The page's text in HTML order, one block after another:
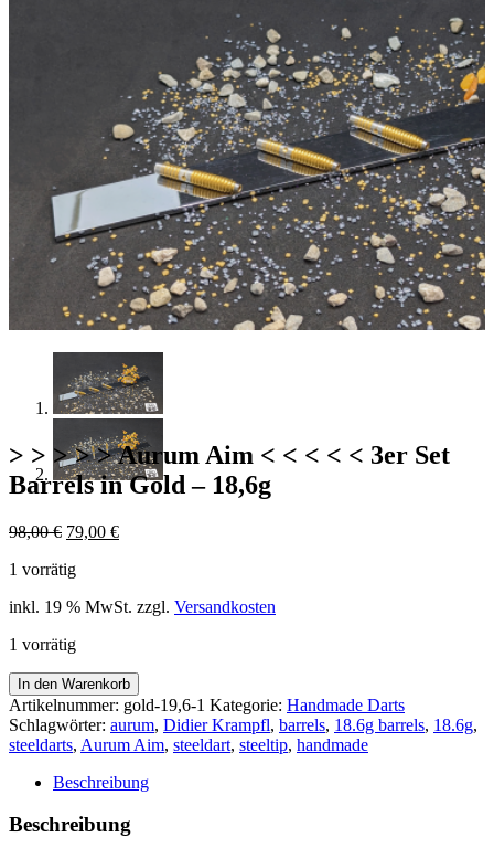
> > > > > Aurum Aim < < < < < 3er Set
Barrels in Gold – 18,6g
98,00€ Ursprünglicher
war:
79,00 €Aktueller
1 vorrätig
inkl. 19 % MwSt. zzgl. Versandkosten
1 vorrätig
>
>
>
>
Aurum
<
In den Warenkorb
Artikelnummer: gold-19,6-1 Kategorie: Handmade Darts
Schlagwörter: aurum, Didier Krampfl, barrels, 18.6g barrels, 18.6g,
steeldarts, Aurum Aim, steeldart, steeltip, handmade
Beschreibung
Beschreibung